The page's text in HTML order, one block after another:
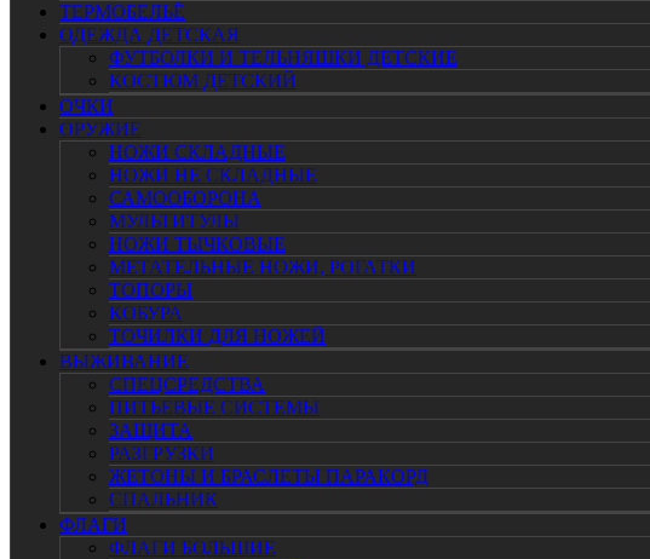
ТЕРМОБЕЛЬЁ
ОДЕЖДА ДЕТСКАЯ
ФУТБОЛКИ И ТЕЛЬНЯШКИ ДЕТСКИЕ
КОСТЮМ ДЕТСКИЙ
ОЧКИ
ОРУЖИЕ
НОЖИ СКЛАДНЫЕ
НОЖИ НЕ СКЛАДНЫЕ
САМООБОРОНА
МУЛЬТИТУЛЫ
НОЖИ ТЫЧКОВЫЕ
МЕТАТЕЛЬНЫЕ НОЖИ, РОГАТКИ
ТОПОРЫ
КОБУРА
ТОЧИЛКИ ДЛЯ НОЖЕЙ
ВЫЖИВАНИЕ
СПЕЦСРЕДСТВА
ПИТЬЕВЫЕ СИСТЕМЫ
ЗАЩИТА
РАЗГРУЗКИ
ЖЕТОНЫ И БРАСЛЕТЫ ПАРАКОРД
СПАЛЬНИК
ФЛАГИ
ФЛАГИ БОЛЬШИЕ